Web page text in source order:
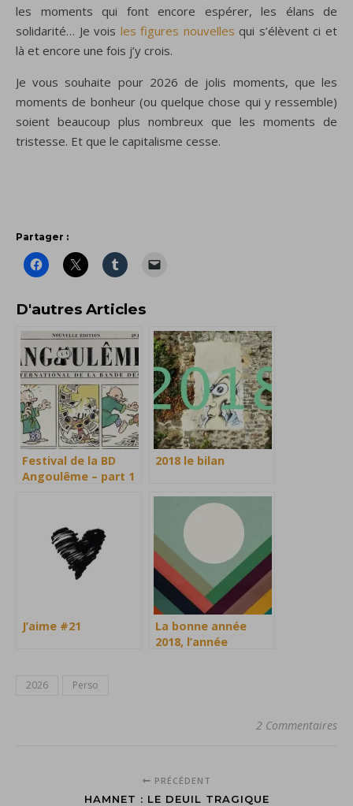
les moments qui font encore espérer, les élans de
solidarité… Je vois les figures nouvelles qui s’élèvent ci et
là et encore une fois j’y crois.
Je vous souhaite pour 2026 de jolis moments, que les
moments de bonheur (ou quelque chose qui y ressemble)
soient beaucoup plus nombreux que les moments de
tristesse. Et que le capitalisme cesse.
Partager :
D'autres Articles
Festival de la BD
Angoulême – part 1
2018 le bilan
J’aime #21
La bonne année
2018, l’année
2026 Perso
2 Commentaires
PRÉCÉDENT
HAMNET : LE DEUIL TRAGIQUE